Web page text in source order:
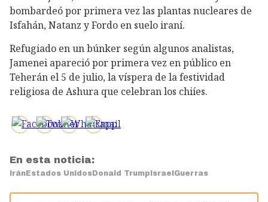
bombardeó por primera vez las plantas nucleares de
Isfahán, Natanz y Fordo en suelo iraní.
Refugiado en un búnker según algunos analistas,
Jamenei apareció por primera vez en público en
Teherán el 5 de julio, la víspera de la festividad
religiosa de Ashura que celebran los chiíes.
En esta noticia:
Irán Estados Unidos Donald Trump Israel Guerras